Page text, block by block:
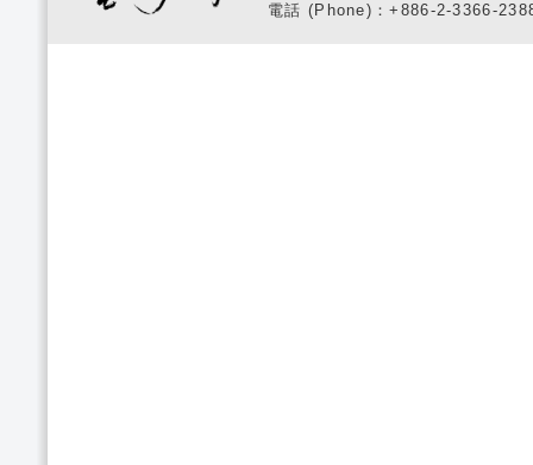
電話 (Phone)：+886-2-3366-